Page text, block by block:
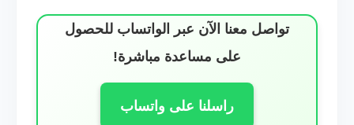
تواصل معنا الآن عبر الواتساب للحصول
على مساعدة مباشرة!
راسلنا على واتساب